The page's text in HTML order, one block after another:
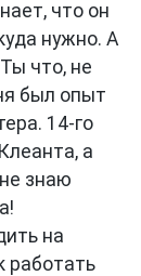
что он
нужно. А
что, не
был опыт
14-го
а
знаю
на
работать